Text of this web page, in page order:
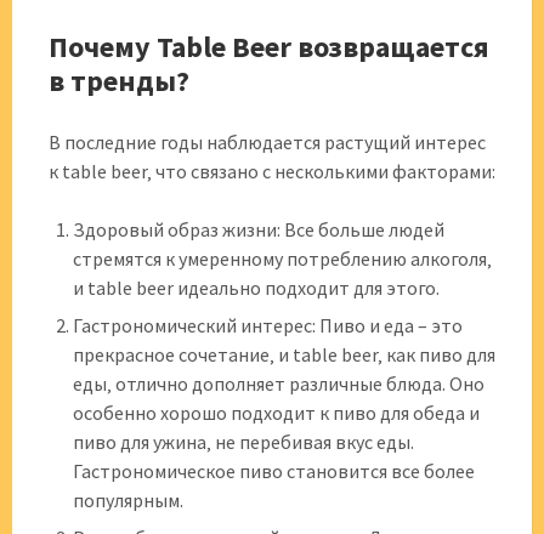
Почему Table Beer возвращается
в тренды?
В последние годы наблюдается растущий интерес
к table beer‚ что связано с несколькими факторами:
Здоровый образ жизни: Все больше людей
стремятся к умеренному потреблению алкоголя‚
и table beer идеально подходит для этого.
Гастрономический интерес: Пиво и еда – это
прекрасное сочетание‚ и table beer‚ как пиво для
еды‚ отлично дополняет различные блюда. Оно
особенно хорошо подходит к пиво для обеда и
пиво для ужина‚ не перебивая вкус еды.
Гастрономическое пиво становится все более
популярным.